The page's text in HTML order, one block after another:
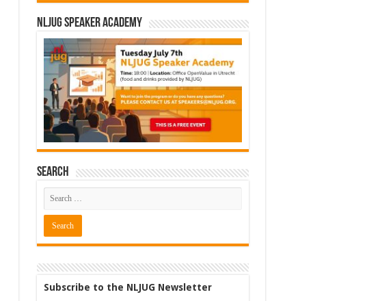
NLJUG Speaker Academy
Search
Subscribe to the NLJUG Newsletter